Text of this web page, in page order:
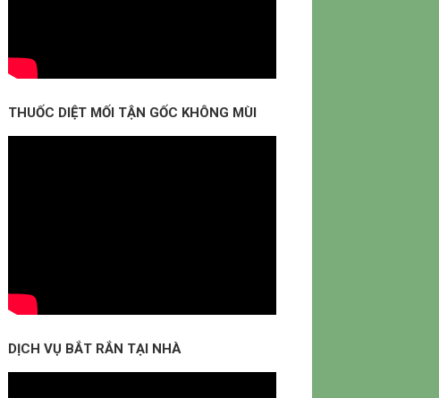
THUỐC DIỆT MỐI TẬN GỐC KHÔNG MÙI
DỊCH VỤ BẮT RẮN TẠI NHÀ